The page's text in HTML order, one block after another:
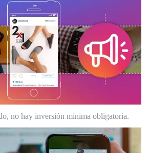
no hay inversión mínima obligatoria.